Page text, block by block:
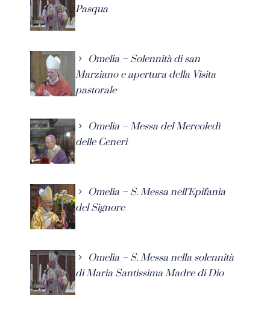
Pasqua
Omelia – Solennità di san
Marziano e apertura della Visita
pastorale
Omelia – Messa del Mercoledì
delle Ceneri
Omelia – S. Messa nell’Epifania
del Signore
Omelia – S. Messa nella solennità
di Maria Santissima Madre di Dio